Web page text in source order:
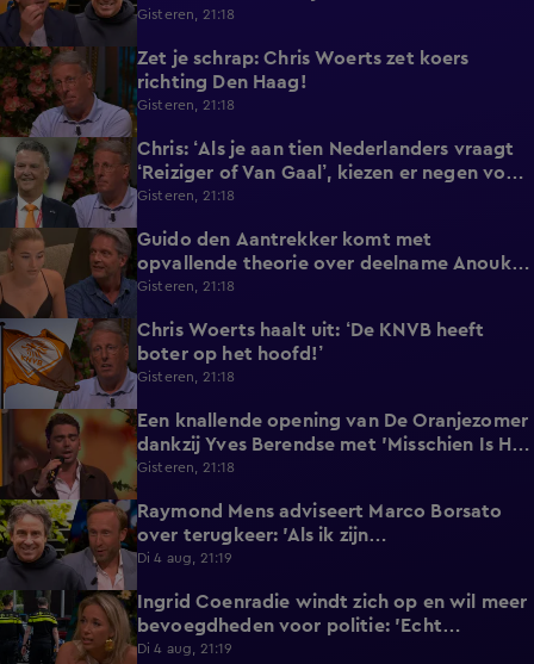
twinkeling in zijn ogen’
Gisteren, 21:18
0:38
Zet je schrap: Chris Woerts zet koers
richting Den Haag!
Gisteren, 21:18
0:39
Chris: ‘Als je aan tien Nederlanders vraagt
‘Reiziger of Van Gaal’, kiezen er negen voor
Louis'
Gisteren, 21:18
2:45
Guido den Aantrekker komt met
opvallende theorie over deelname Anouk
aan De Bondgenoten
Gisteren, 21:18
3:19
Chris Woerts haalt uit: ‘De KNVB heeft
boter op het hoofd!’
Gisteren, 21:18
Een knallende opening van De Oranjezomer
dankzij Yves Berendse met 'Misschien Is Het
Tijd'!
Gisteren, 21:18
1:53
Raymond Mens adviseert Marco Borsato
over terugkeer: 'Als ik zijn
communicatieadviseur was...'
Di 4 aug, 21:19
9:36
Ingrid Coenradie windt zich op en wil meer
bevoegdheden voor politie: 'Echt
ontiegelijk kwalijk!'
Di 4 aug, 21:19